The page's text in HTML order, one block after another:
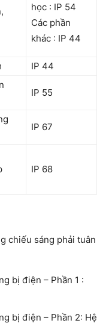
học : IP 54
Các phần
khác : IP 44
IP 44
IP 55
IP 67
IP 68
chiếu sáng phải tuân
bị điện – Phần 1 :
bị điện – Phần 2: Hệ